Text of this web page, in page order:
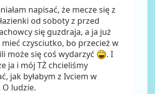
napisać, że mecze się z
od soboty z przed
się guzdraja, a ja już
mieć czysciutko, bo przecież w
może się coś wydarzyć
. I
ja i mój TŻ chcieliśmy
jak byłabym z Ivciem w
O ludzie.